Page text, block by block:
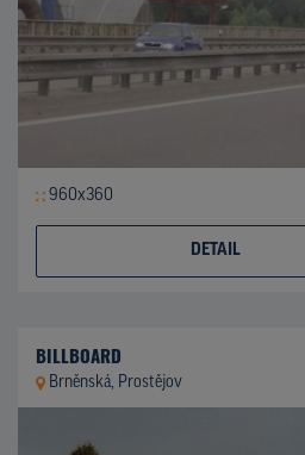
960x360
DETAIL
BILLBOARD
Brněnská, Prostějov